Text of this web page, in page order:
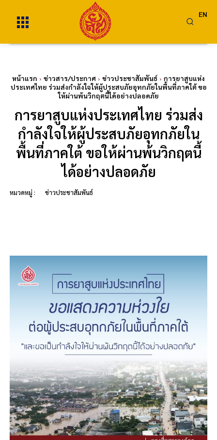
EN
หน้าแรก ข่าวสาร/ประกาศ ข่าวประชาสัมพันธ์
การยาสูบแห่ง
ประเทศไทย ร่วมส่งกำลังใจให้ผู้ประสบภัยอุทกภัยในพื้นที่ภาคใต้ ขอ
ให้ผ่านพ้นวิกฤตนี้ได้อย่างปลอดภัย
การยาสูบแห่งประเทศไทย ร่วมส่ง
กำลังใจให้ผู้ประสบภัยอุทกภัยใน
พื้นที่ภาคใต้ ขอให้ผ่านพ้นวิกฤตนี้
ได้อย่างปลอดภัย
หมวดหมู่ : ข่าวประชาสัมพันธ์